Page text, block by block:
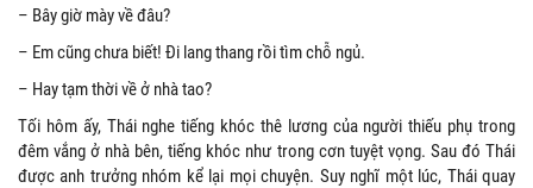
– Bây giờ mày về đâu?
– Em cũng chưa biết! Đi lang thang rồi tìm chỗ ngủ.
– Hay tạm thời về ở nhà tao?
Tối hôm ấy, Thái nghe tiếng khóc thê lương của người thiếu phụ trong
đêm vắng ở nhà bên, tiếng khóc như trong cơn tuyệt vọng. Sau đó Thái
được anh trưởng nhóm kể lại mọi chuyện. Suy nghĩ một lúc, Thái quay